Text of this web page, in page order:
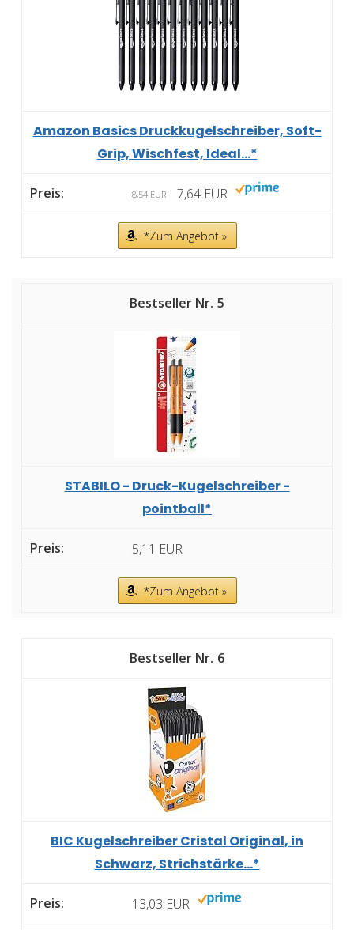
Amazon Basics Druckkugelschreiber, Soft-
Grip, Wischfest, Ideal...*
8,54 EUR 7,64 EUR
*Zum Angebot »
5
STABILO - Druck-Kugelschreiber -
pointball*
5,11 EUR
*Zum Angebot »
6
BIC Kugelschreiber Cristal Original, in
Schwarz, Strichstärke...*
13,03 EUR